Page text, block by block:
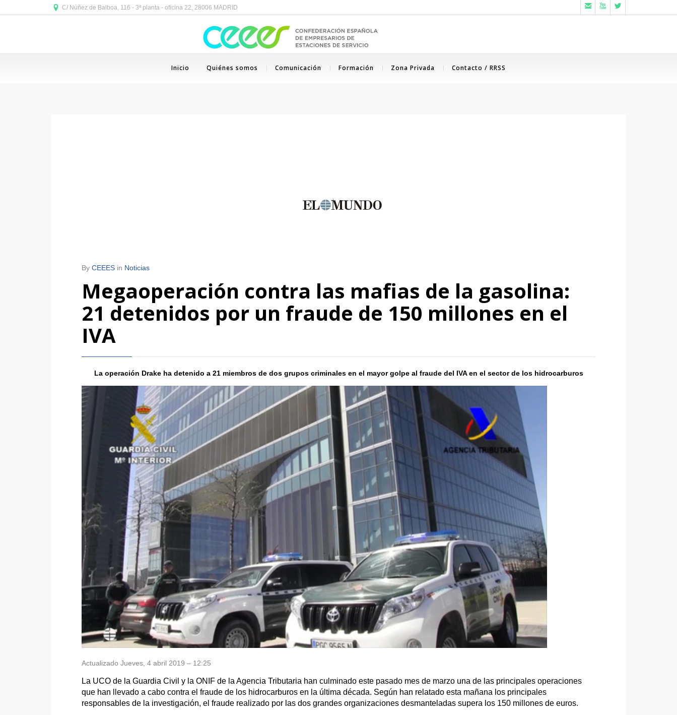
C/ Núñez de Balboa, 116 - 3ª planta - oficina 22, 28006 MADRID   
Inicio Quiénes somos Comunicación Formación Zona Privada Contacto / RRSS
By CEEES in Noticias
Megaoperación contra las mafias de la gasolina:
21 detenidos por un fraude de 150 millones en el
IVA
La operación Drake ha detenido a 21 miembros de dos grupos criminales en el mayor golpe al fraude del IVA en el sector de los hidrocarburos
Actualizado Jueves, 4 abril 2019 – 12:25
La UCO de la Guardia Civil y la ONIF de la Agencia Tributaria han culminado este pasado mes de marzo una de las principales operaciones
que han llevado a cabo contra el fraude de los hidrocarburos en la última década. Según han relatado esta mañana los principales
responsables de la investigación, el fraude realizado por las dos grandes organizaciones desmanteladas supera los 150 millones de euros.